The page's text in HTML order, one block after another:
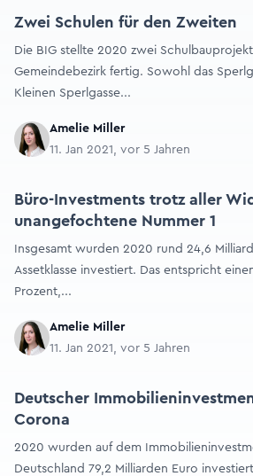
Zwei Schulen für den Zweiten
Die BIG stellte 2020 zwei
Gemeindebezirk fertig. Sowohl das
Kleinen Sperlgasse...
Amelie Miller
11. Jan 2021, vor 5 Jahren
Büro-Investments trotz aller
unangefochtene Nummer 1
Insgesamt wurden 2020 rund 24,6
Assetklasse investiert. Das entspricht
Prozent,...
Amelie Miller
11. Jan 2021, vor 5 Jahren
Deutscher
Corona
2020 wurden auf dem
Deutschland 79,2 Milliarden Euro